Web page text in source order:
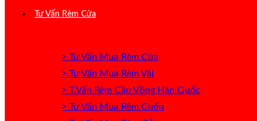
Tư Vấn Rèm Cửa
> Tư Vấn Mua Rèm Cửa
> Tư Vấn Mua Rèm Vải
> T.Vấn Rèm Cầu Vồng Hàn Quốc
> Tư Vấn Mua Rèm Cuốn